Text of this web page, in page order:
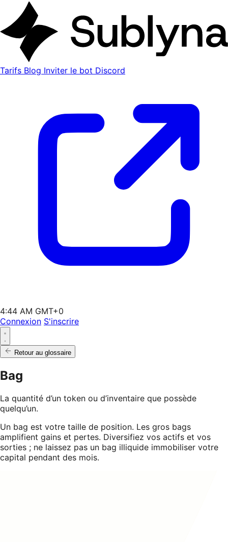
Tarifs Blog Inviter le bot Discord
4:44 AM GMT+0
Connexion S'inscrire
Retour au glossaire
Bag
La quantité d’un token ou d’inventaire que possède
quelqu’un.
Un bag est votre taille de position. Les gros bags
amplifient gains et pertes. Diversifiez vos actifs et vos
sorties ; ne laissez pas un bag illiquide immobiliser votre
capital pendant des mois.